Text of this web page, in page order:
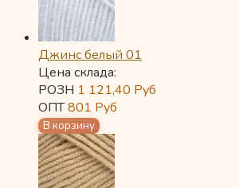
Джинс белый 01
Цена склада:
РОЗН 1 121,40 Руб
ОПТ801 Руб